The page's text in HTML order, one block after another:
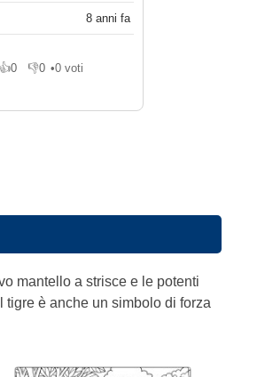
8 anni fa
👍0
Mi piace
👎0
Non mi piace
•0 voti
mantello a strisce e le potenti
è anche un simbolo di forza